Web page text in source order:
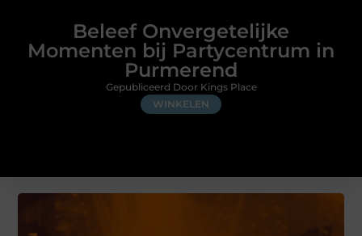
Beleef Onvergetelijke
Momenten bij Partycentrum in
Purmerend
WINKELEN
Gepubliceerd Door Kings Place